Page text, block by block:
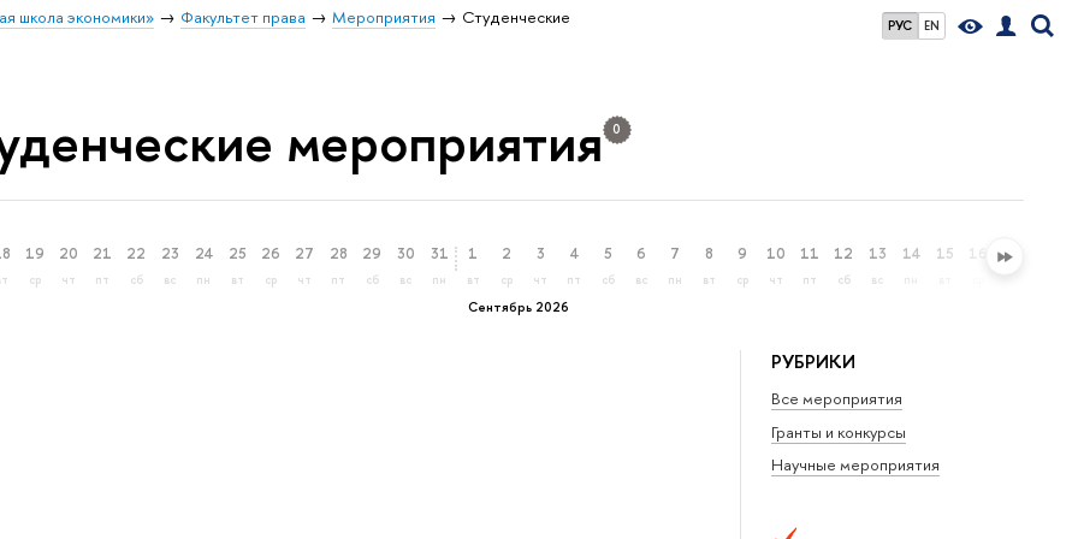
РУС EN
школа экономики» Факультет права Мероприятия
Студенческие
мероприятия 0
19
ср
20
чт
21
пт
22
сб
23
вс
24
пн
25
вт
26
ср
27
чт
28
пт
29
сб
30
вс
31
пн
Сентябрь 2026
1
вт
2
ср
3
чт
4
пт
5
сб
6
вс
7
пн
8
вт
9
ср
10
чт
11
пт
12
сб
13
вс
14 15 16 17
РУБРИКИ
Все мероприятия
Гранты и конкурсы
Научные мероприятия